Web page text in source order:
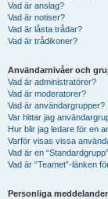
Vad är anslag?
Vad är notiser?
Vad är låsta trådar?
Vad är trådikoner?
Användarnivåer och
Vad är administratörer?
Vad är moderatorer?
Vad är användargrupper?
Var hittar jag
Hur blir jag ledare för en
Varför visas vissa
Vad är en
Vad är “Teamet”-länken
Personliga